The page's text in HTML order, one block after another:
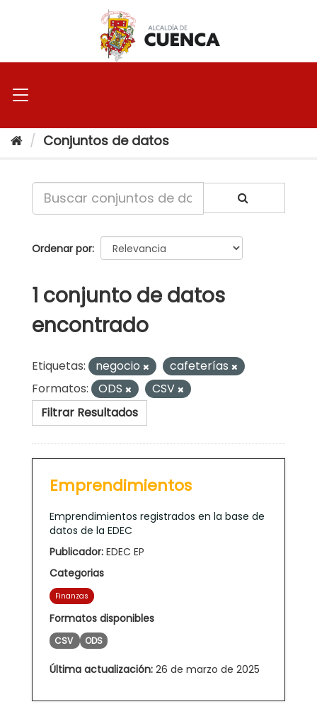
Conjuntos de datos
Ordenar por
1 conjunto de datos
encontrado
Etiquetas: negocio
cafeterías
Formatos:
ODS
CSV
Filtrar Resultados
Emprendimientos
Emprendimientos registrados en la base de
datos de la EDEC
Publicador: EDEC EP
Categorias
Finanzas
Formatos disponibles
CSV ODS
Última actualización: 26 de marzo de 2025